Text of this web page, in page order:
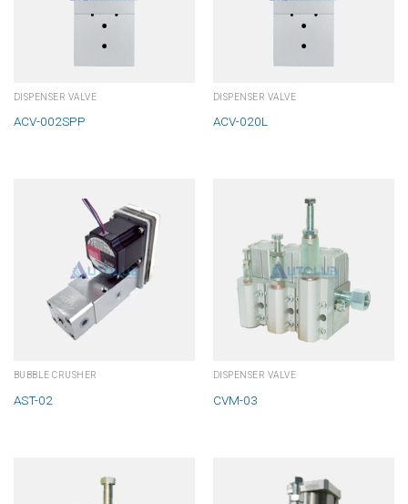
DISPENSER VALVE
ACV-002SPP
DISPENSER VALVE
ACV-020L
BUBBLE CRUSHER
AST-02
DISPENSER VALVE
CVM-03